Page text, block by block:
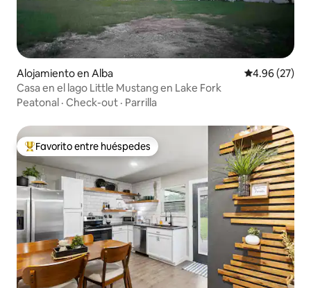
Alojamiento en Alba Calificación
4.96 (27)
Casa en el lago Little Mustang en Lake Fork
Peatonal · Check-out · Parrilla
Favorito entre huéspedes preferido
Favorito entre huéspedes